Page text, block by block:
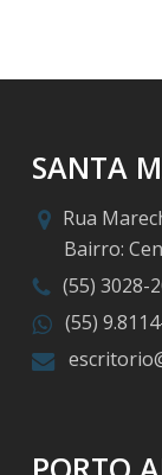
SANTA
Rua
Bairro:
(55) 3028-
(55)